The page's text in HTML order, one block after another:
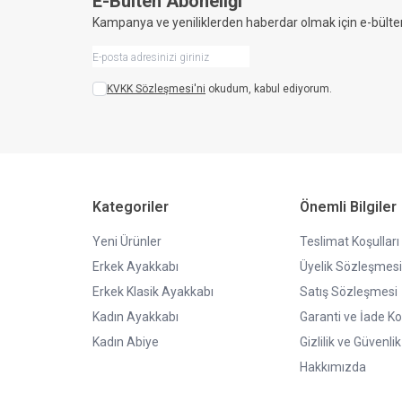
Kampanya ve yeniliklerden haberdar olmak için e-
KVKK Sözleşmesi'ni okudum, kabul ediyorum.
Kategoriler
Yeni Ürünler
Erkek Ayakkabı
Erkek Klasik Ayakkabı
Kadın Ayakkabı
Kadın Abiye
Önemli Bilgiler
Teslimat Koşulları
Üyelik Sözleşmesi
Satış Sözleşmesi
Garanti ve İade
Gizlilik ve Güvenlik
Hakkımızda